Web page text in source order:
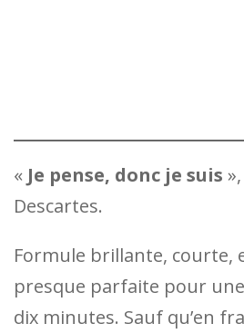
« Je pense, donc je suis
Descartes.
Formule brillante, courte,
presque parfaite pour
dix minutes. Sauf qu’en